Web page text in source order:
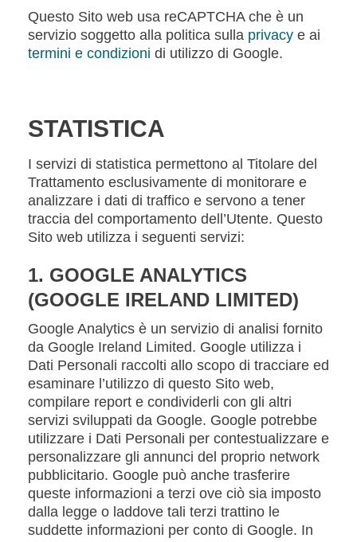
Questo Sito web usa reCAPTCHA che è un
servizio soggetto alla politica sulla privacy e ai
termini e condizioni di utilizzo di Google.
STATISTICA
I servizi di statistica permettono al Titolare del
Trattamento esclusivamente di monitorare e
analizzare i dati di traffico e servono a tener
traccia del comportamento dell’Utente. Questo
Sito web utilizza i seguenti servizi:
1. GOOGLE ANALYTICS
(GOOGLE IRELAND LIMITED)
Google Analytics è un servizio di analisi fornito
da Google Ireland Limited. Google utilizza i
Dati Personali raccolti allo scopo di tracciare ed
esaminare l’utilizzo di questo Sito web,
compilare report e condividerli con gli altri
servizi sviluppati da Google. Google potrebbe
utilizzare i Dati Personali per contestualizzare e
personalizzare gli annunci del proprio network
pubblicitario. Google può anche trasferire
queste informazioni a terzi ove ciò sia imposto
dalla legge o laddove tali terzi trattino le
suddette informazioni per conto di Google. In